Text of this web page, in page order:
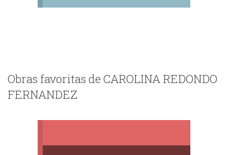
Obras favoritas de CAROLINA REDONDO
FERNANDEZ